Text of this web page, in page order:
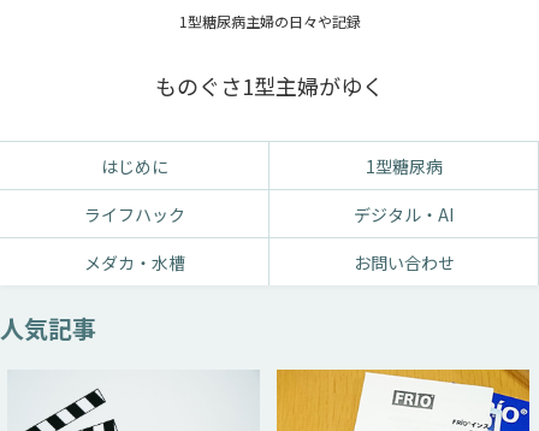
1型糖尿病主婦の日々や記録
ものぐさ1型主婦がゆく
はじめに
1型糖尿病
ライフハック
デジタル・AI
メダカ・水槽
お問い合わせ
人気記事